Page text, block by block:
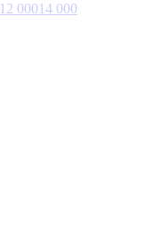
12 00014 000